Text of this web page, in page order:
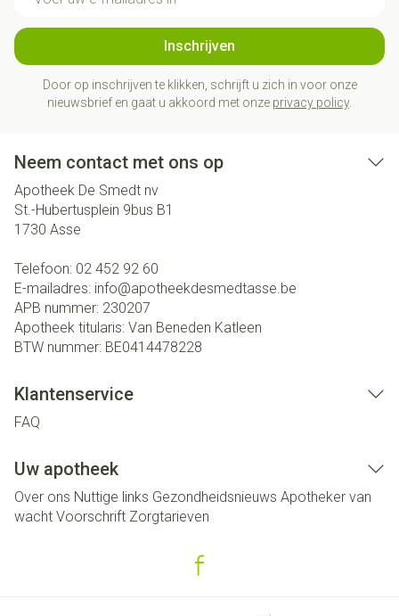
Inschrijven
Door op inschrijven te klikken, schrijft u zich in voor onze
nieuwsbrief en gaat u akkoord met onze privacy policy.
Neem contact met ons op
Apotheek De Smedt nv
St.-Hubertusplein 9bus B1
1730 Asse
Telefoon: 02 452 92 60
E-mailadres: info@apotheekdesmedtasse.be
APB nummer: 230207
Apotheek titularis: Van Beneden Katleen
BTW nummer: BE0414478228
Klantenservice
FAQ
Uw apotheek
Over ons Nuttige links Gezondheidsnieuws Apotheker van
wacht Voorschrift Zorgtarieven